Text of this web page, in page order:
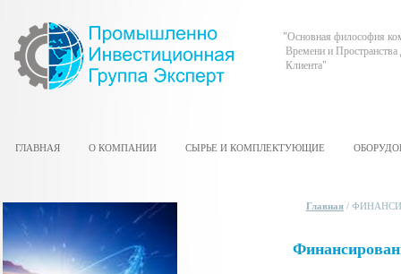
"Основная философия
Времени и Пространства
Клиента"
ГЛАВНАЯ О КОМПАНИИ СЫРЬЕ И КОМПЛЕКТУЮЩИЕ
Главная /